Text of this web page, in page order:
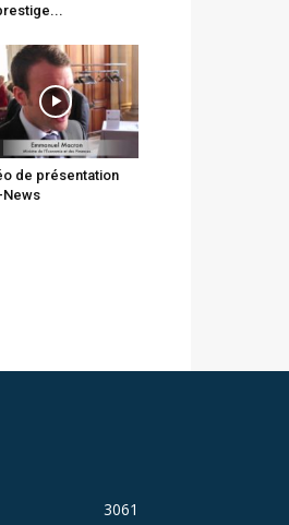
de présentation
News
3061